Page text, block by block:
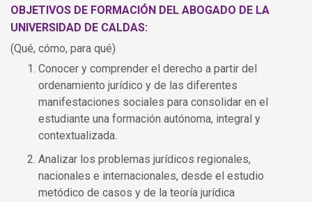
OBJETIVOS DE FORMACIÓN DEL ABOGADO DE LA
UNIVERSIDAD DE CALDAS:
(Qué, cómo, para qué)
Conocer y comprender el derecho a partir del
ordenamiento jurídico y de las diferentes
manifestaciones sociales para consolidar en el
estudiante una formación autónoma, integral y
contextualizada.
Analizar los problemas jurídicos regionales,
nacionales e internacionales, desde el estudio
metódico de casos y de la teoría jurídica